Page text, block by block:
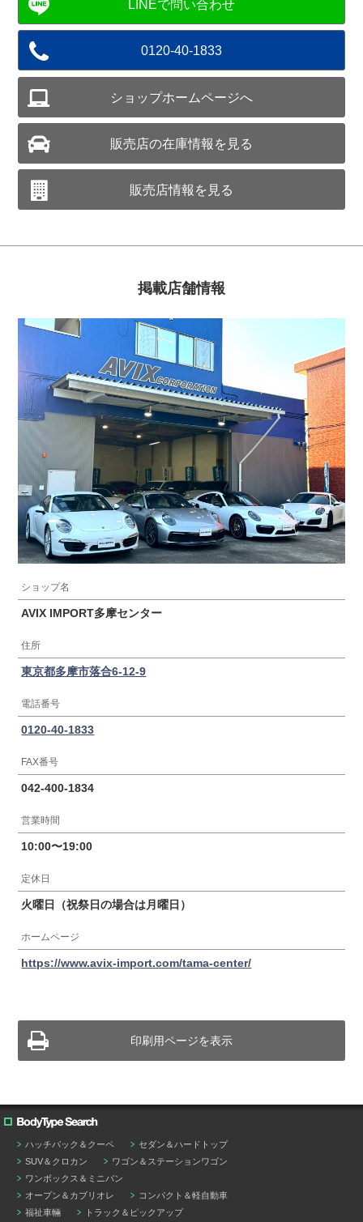
0120-40-1833
ショップホームページへ
販売店の在庫情報を見る
販売店情報を見る
掲載店舗情報
ショップ名
AVIX IMPORT多摩センター
住所
東京都多摩市落合6-12-9
電話番号
0120-40-1833
FAX番号
042-400-1834
営業時間
10:00〜19:00
定休日
火曜日（祝祭日の場合は月曜日）
ホームページ
https://www.avix-import.com/tama-center/
印刷用ページを表示
ハッチバック＆クーペ
セダン＆ハードトップ
SUV＆クロカン
ワゴン＆ステーションワゴン
ワンボックス＆ミニバン
オープン＆カブリオレ
コンパクト＆軽自動車
福祉車輛
トラック＆ピックアップ